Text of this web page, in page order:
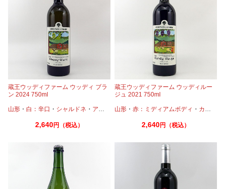
蔵王ウッディファーム ウッディ ブラ
ン 2024 750ml
山形 ・ 白：辛口 ・ シャルドネ ・ アルバニーリョ
2,640円（税込）
蔵王ウッディファーム ウッディルー
ジュ 2021 750ml
山形 ・赤：ミディアムボディ ・ カベルネ
2,640円（税込）